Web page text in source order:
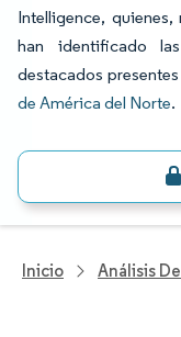
Intelligence,
han identificado
destacados presentes
de América del Norte.
Inicio Análisis